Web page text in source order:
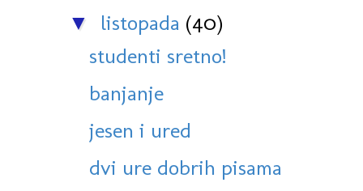
▼ listopada (40)
studenti sretno!
banjanje
jesen i ured
dvi ure dobrih pisama